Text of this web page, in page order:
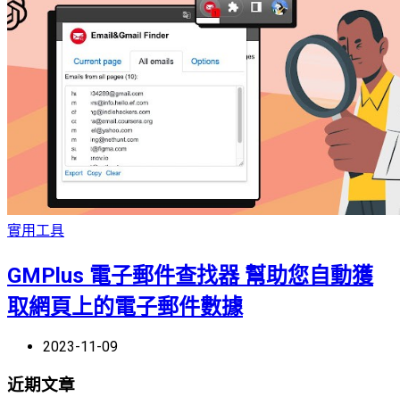
實用工具
GMPlus 電子郵件查找器 幫助您自動獲
取網頁上的電子郵件數據
2023-11-09
近期文章